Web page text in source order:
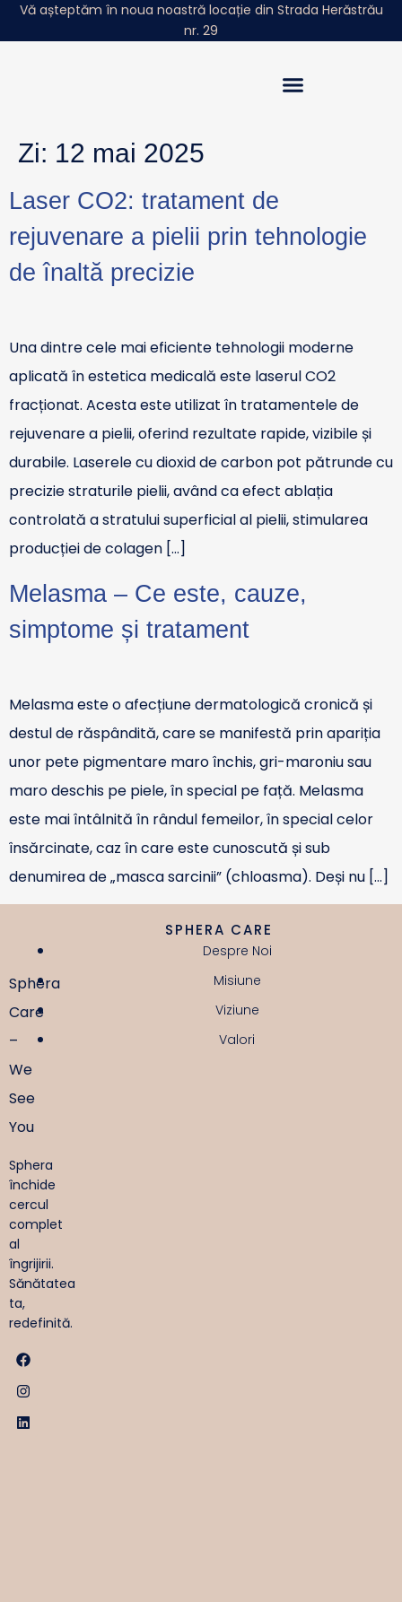
Vă așteptăm în noua noastră locație din Strada Herăstrău
nr. 29
Zi: 12 mai 2025
Laser CO2: tratament de
rejuvenare a pielii prin tehnologie
de înaltă precizie
Una dintre cele mai eficiente tehnologii moderne
aplicată în estetica medicală este laserul CO2
fracționat. Acesta este utilizat în tratamentele de
rejuvenare a pielii, oferind rezultate rapide, vizibile și
durabile. Laserele cu dioxid de carbon pot pătrunde cu
precizie straturile pielii, având ca efect ablația
controlată a stratului superficial al pielii, stimularea
producției de colagen […]
Melasma – Ce este, cauze,
simptome și tratament
Melasma este o afecțiune dermatologică cronică și
destul de răspândită, care se manifestă prin apariția
unor pete pigmentare maro închis, gri-maroniu sau
maro deschis pe piele, în special pe față. Melasma
este mai întâlnită în rândul femeilor, în special celor
însărcinate, caz în care este cunoscută și sub
denumirea de „masca sarcinii” (chloasma). Deși nu […]
Sphera
Care
–
We
See
You
Sphera
închide
cercul
complet
al
îngrijirii.
Sănătatea
ta,
redefinită.
SPHERA CARE
Despre Noi
Misiune
Viziune
Valori